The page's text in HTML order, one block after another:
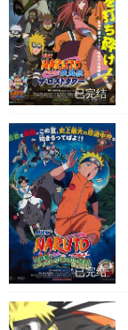
已完结
已完结